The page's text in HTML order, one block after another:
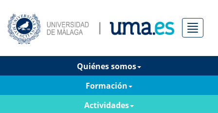
Menú
Quiénes somos
Formación
Actividades